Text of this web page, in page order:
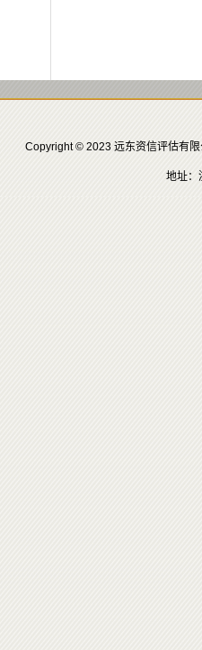
Copyright © 2023 远东资信评估有
地址：